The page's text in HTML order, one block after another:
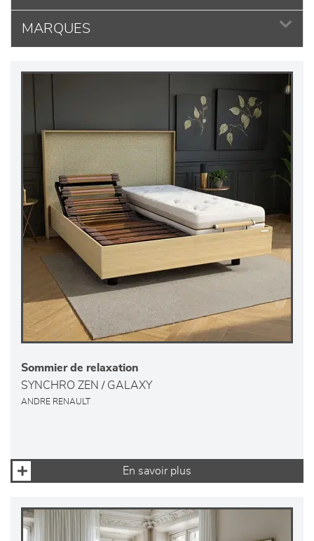
MARQUES
Sommier de relaxation
SYNCHRO ZEN / GALAXY
ANDRE RENAULT
En savoir plus